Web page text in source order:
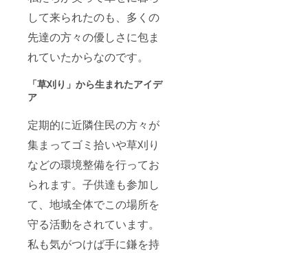
して来られたのも、多くの
先達の方々の優しさに包ま
れていたからなのです。
「草刈り」から生まれたアイデ
ア
定期的に近隣住民の方々が
集まってゴミ拾いや草刈り
などの環境整備を行ってお
られます。子供達も参加し
て、地域全体でこの場所を
守る活動をされています。
私も気がつけば手に鎌を持